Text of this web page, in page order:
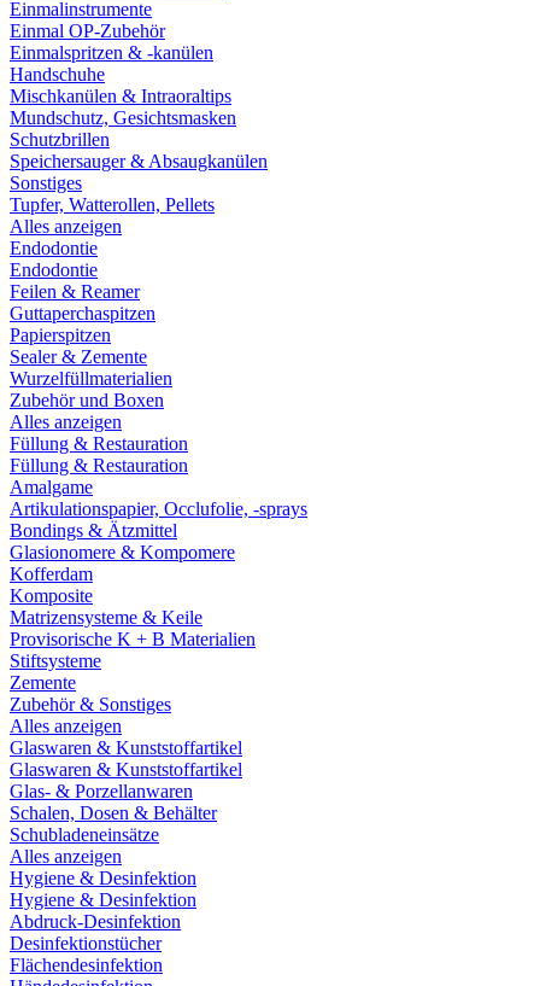
Einmalinstrumente
Einmal OP-Zubehör
Einmalspritzen & -kanülen
Handschuhe
Mischkanülen & Intraoraltips
Mundschutz, Gesichtsmasken
Schutzbrillen
Speichersauger & Absaugkanülen
Sonstiges
Tupfer, Watterollen, Pellets
Alles anzeigen
Endodontie
Endodontie
Feilen & Reamer
Guttaperchaspitzen
Papierspitzen
Sealer & Zemente
Wurzelfüllmaterialien
Zubehör und Boxen
Alles anzeigen
Füllung & Restauration
Füllung & Restauration
Amalgame
Artikulationspapier, Occlufolie, -sprays
Bondings & Ätzmittel
Glasionomere & Kompomere
Kofferdam
Komposite
Matrizensysteme & Keile
Provisorische K + B Materialien
Stiftsysteme
Zemente
Zubehör & Sonstiges
Alles anzeigen
Glaswaren & Kunststoffartikel
Glaswaren & Kunststoffartikel
Glas- & Porzellanwaren
Schalen, Dosen & Behälter
Schubladeneinsätze
Alles anzeigen
Hygiene & Desinfektion
Hygiene & Desinfektion
Abdruck-Desinfektion
Desinfektionstücher
Flächendesinfektion